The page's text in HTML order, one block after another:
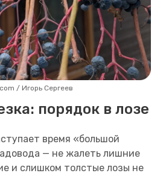
/ Игорь Сергеев
порядок в лозе
время «большой
— не жалеть лишние
и слишком толстые лозы не